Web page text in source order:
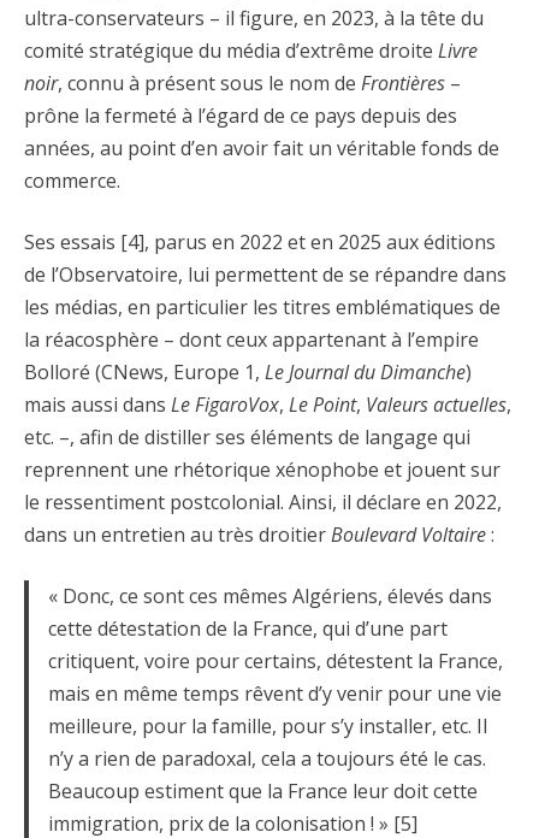
ultra-conservateurs – il figure, en 2023, à la tête du
comité stratégique du média d’extrême droite Livre
noir, connu à présent sous le nom de Frontières –
prône la fermeté à l’égard de ce pays depuis des
années, au point d’en avoir fait un véritable fonds de
commerce.
Ses essais [4], parus en 2022 et en 2025 aux éditions
de l’Observatoire, lui permettent de se répandre dans
les médias, en particulier les titres emblématiques de
la réacosphère – dont ceux appartenant à l’empire
Bolloré (CNews, Europe 1, Le Journal du Dimanche)
mais aussi dans Le FigaroVox, Le Point, Valeurs actuelles,
etc. –, afin de distiller ses éléments de langage qui
reprennent une rhétorique xénophobe et jouent sur
le ressentiment postcolonial. Ainsi, il déclare en 2022,
dans un entretien au très droitierBoulevard Voltaire:
« Donc, ce sont ces mêmes Algériens, élevés dans
cette détestation de la France, qui d’une part
critiquent, voire pour certains, détestent la France,
mais en même temps rêvent d’y venir pour une vie
meilleure, pour la famille, pour s’y installer, etc. Il
n’y a rien de paradoxal, cela a toujours été le cas.
Beaucoup estiment que la France leur doit cette
immigration, prix de la colonisation ! » [5]